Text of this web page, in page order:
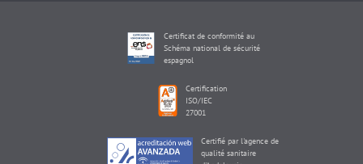
Certificat de conformité au
Schéma national de sécurité
espagnol
Certification
ISO/IEC
27001
Certifié par l'agence de
qualité sanitaire